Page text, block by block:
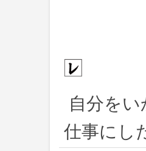
自分を
仕事にし